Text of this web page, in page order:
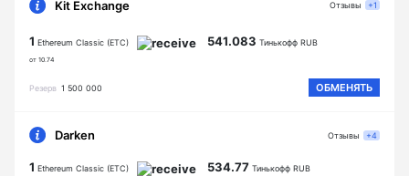
Kit Exchange
1 Ethereum Classic (ETC)
от 10.74
541.083 Тинькофф RUB
Резерв 1 500 000 ОБМЕНЯТЬ
Отзывы +1
Darken
1 Ethereum Classic (ETC) 534.77 Тинькофф RUB
Отзывы +4